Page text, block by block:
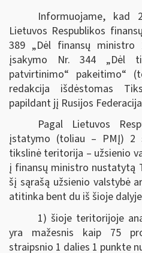
Informuojame, kad
Lietuvos Respublikos
389 „Dėl finansų
įsakymo Nr. 344 „Dėl
patvirtinimo“ pakeitimo“
redakcija išdėstomas
papildant jį Rusijos
Pagal Lietuvos
įstatymo (toliau – PMĮ) 2
tikslinė teritorija – užsienio
į finansų ministro nustatytą
šį sąrašą užsienio valstybė
atitinka bent du iš šioje
1) šioje teritorijoje
yra mažesnis kaip 75
straipsnio 1 dalies 1 punkte